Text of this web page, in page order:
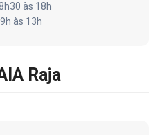
às 18h
às 13h
Raja